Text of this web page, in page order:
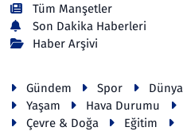
Tüm Manşetler
Son Dakika Haberleri
Haber Arşivi
Gündem Spor Dünya
Yaşam
Hava Durumu
Çevre & Doğa
Eğitim